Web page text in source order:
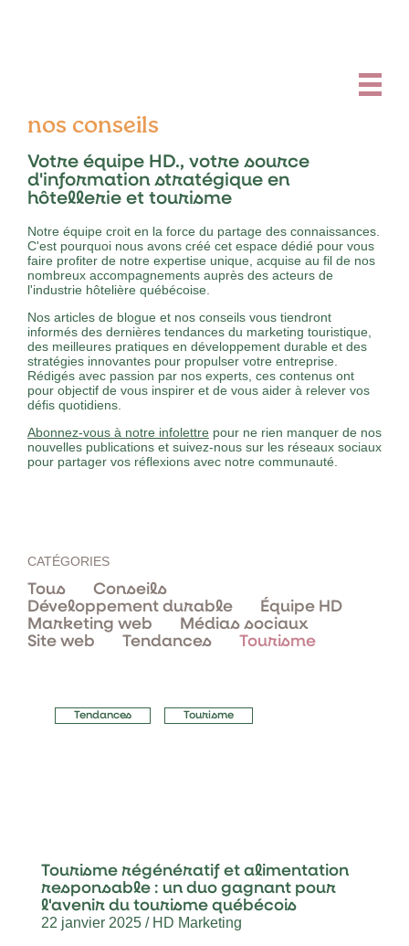
nos conseils
Votre équipe HD., votre source
d'information stratégique en
hôtellerie et tourisme
Notre équipe croit en la force du partage des connaissances.
C'est pourquoi nous avons créé cet espace dédié pour vous
faire profiter de notre expertise unique, acquise au fil de nos
nombreux accompagnements auprès des acteurs de
l'industrie hôtelière québécoise.
Nos articles de blogue et nos conseils vous tiendront
informés des dernières tendances du marketing touristique,
des meilleures pratiques en développement durable et des
stratégies innovantes pour propulser votre entreprise.
Rédigés avec passion par nos experts, ces contenus ont
pour objectif de vous inspirer et de vous aider à relever vos
défis quotidiens.
Abonnez-vous à notre infolettre pour ne rien manquer de nos
nouvelles publications et suivez-nous sur les réseaux sociaux
pour partager vos réflexions avec notre communauté.
CATÉGORIES
Tous
Conseils
Développement durable
Équipe HD
Marketing web
Médias sociaux
Site web
Tendances Tourisme
Tendances Tourisme
Tourisme régénératif et alimentation
responsable : un duo gagnant pour
l'avenir du tourisme québécois
22 janvier 2025 / HD Marketing